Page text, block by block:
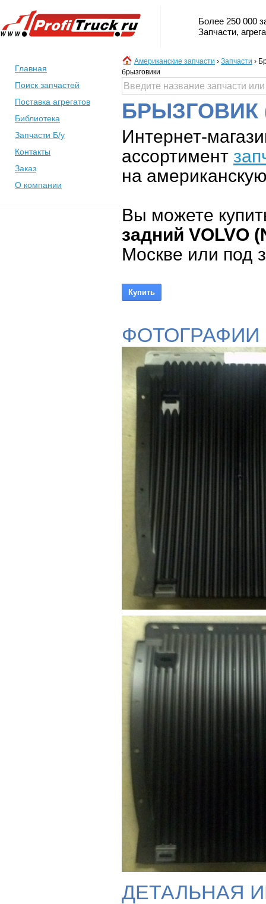
Более 250 000
Запчасти,
Главная
Поиск запчастей
Поставка агрегатов
Библиотека
Запчасти Б/у
Контакты
Заказ
О компании
Американские запчасти › Запчасти ›
брызговики
БРЫЗГОВИК
Интернет-
ассортимент
на
Вы можете
задний VOLVO
Москве или под
ФОТОГРАФИИ
ДЕТАЛЬНАЯ